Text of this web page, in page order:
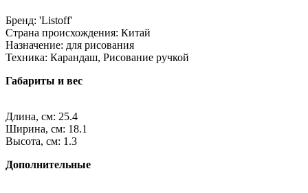
Бренд: 'Listoff'
Страна происхождения: Китай
Назначение: для рисования
Техника: Карандаш, Рисование ручкой
Габариты и вес
Длина, см: 25.4
Ширина, см: 18.1
Высота, см: 1.3
Дополнительные